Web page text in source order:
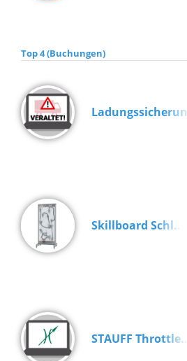
Top 4 (Buchungen)
Ladungssicherung
Skillboard Schl…
STAUFF Throttle…